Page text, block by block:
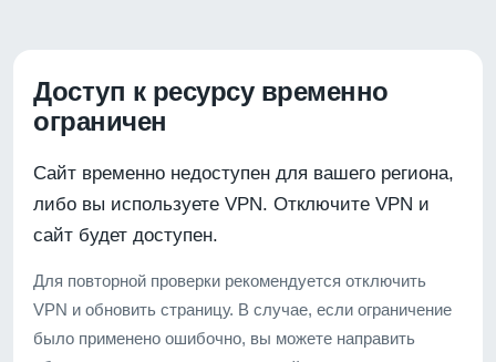
Доступ к ресурсу временно
ограничен
Сайт временно недоступен для вашего региона,
либо вы используете VPN. Отключите VPN и
сайт будет доступен.
Для повторной проверки рекомендуется отключить
VPN и обновить страницу. В случае, если ограничение
было применено ошибочно, вы можете направить